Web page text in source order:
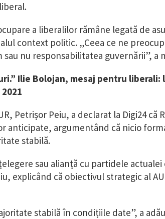
a liberalilor rămâne legată de
context politic. „Ceea ce ne
nu responsabilitatea guvernării”, a
Ilie Bolojan, mesaj pentru liberali:
Petrișor Peiu, a declarat la Digi24 că
anticipate, argumentând că nicio
stabilă.
sau alianță cu partidele actualei
explicând că obiectivul strategic al
stabilă în condițiile date”, a